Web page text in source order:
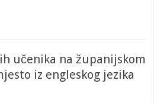
učenika na županijskom
iz engleskog jezika